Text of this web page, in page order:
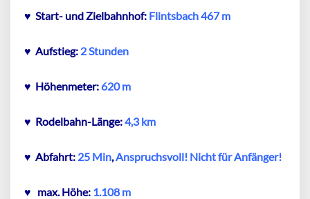
♥ Start- und Zielbahnhof: Flintsbach 467 m
♥ Aufstieg: 2 Stunden
♥ Höhenmeter: 620 m
♥ Rodelbahn-Länge:4,3 km
♥ Abfahrt: 25 Min,Anspruchsvoll! Nicht für Anfänger!
♥ max. Höhe: 1.108 m